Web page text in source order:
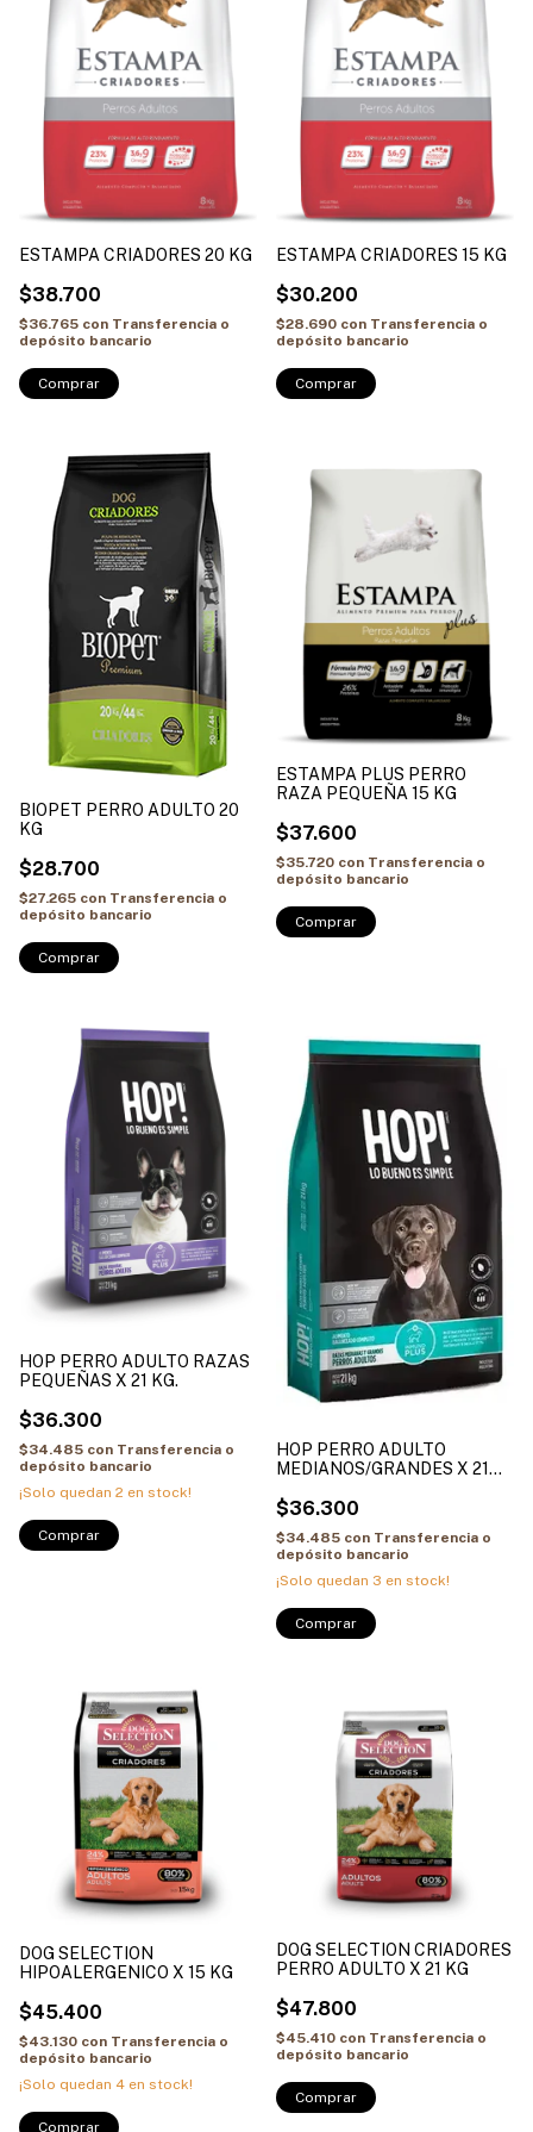
ESTAMPA CRIADORES 20 KG
$38.700
$36.765 con Transferencia o
depósito bancario
ESTAMPA CRIADORES 15 KG
$30.200
$28.690 con Transferencia o
depósito bancario
BIOPET PERRO ADULTO 20
KG
$28.700
$27.265 con Transferencia o
depósito bancario
ESTAMPA PLUS PERRO
RAZA PEQUEÑA 15 KG
$37.600
$35.720 con Transferencia o
depósito bancario
HOP PERRO ADULTO RAZAS
PEQUEÑAS X 21 KG.
$36.300
$34.485 con Transferencia o
depósito bancario
¡Solo quedan 2 en stock!
HOP PERRO ADULTO
MEDIANOS/GRANDES X 21
$36.300
$34.485 con Transferencia o
depósito bancario
¡Solo quedan 3 en stock!
DOG SELECTION
HIPOALERGENICO X 15 KG
$45.400
$43.130 con Transferencia o
depósito bancario
¡Solo quedan 4 en stock!
DOG SELECTION CRIADORES
PERRO ADULTO X 21 KG
$47.800
$45.410 con Transferencia o
depósito bancario